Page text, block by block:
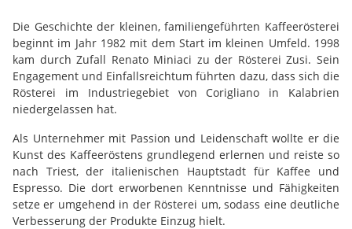
Die Geschichte der kleinen, familiengeführten Kaffeerösterei
beginnt im Jahr 1982 mit dem Start im kleinen Umfeld. 1998
kam durch Zufall Renato Miniaci zu der Rösterei Zusi. Sein
Engagement und Einfallsreichtum führten dazu, dass sich die
Rösterei im Industriegebiet von Corigliano in Kalabrien
niedergelassen hat.
Als Unternehmer mit Passion und Leidenschaft wollte er die
Kunst des Kaffeeröstens grundlegend erlernen und reiste so
nach Triest, der italienischen Hauptstadt für Kaffee und
Espresso. Die dort erworbenen Kenntnisse und Fähigkeiten
setze er umgehend in der Rösterei um, sodass eine deutliche
Verbesserung der Produkte Einzug hielt.